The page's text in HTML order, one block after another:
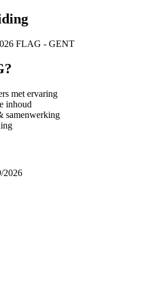
FLAG - GENT
met ervaring
inhoud
samenwerking
2026